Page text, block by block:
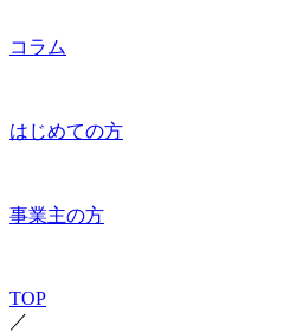
コラム
はじめての方
事業主の方
TOP
／